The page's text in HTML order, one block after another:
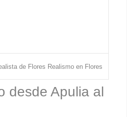
de Flores Realismo en Flores
desde Apulia al